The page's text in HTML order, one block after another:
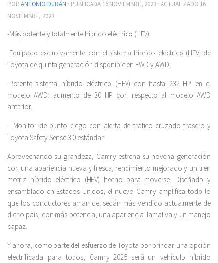
POR ANTONIO DURÁN · PUBLICADA 16 NOVIEMBRE, 2023 · ACTUALIZADO 16
NOVIEMBRE, 2023
-Más potente y totalmente híbrido eléctrico (HEV).
-Equipado exclusivamente con el sistema híbrido eléctrico (HEV) de
Toyota de quinta generación disponible en FWD y AWD.
-Potente sistema híbrido eléctrico (HEV) con hasta 232 HP en el
modelo AWD: aumento de 30 HP con respecto al modelo AWD
anterior.
– Monitor de punto ciego con alerta de tráfico cruzado trasero y
Toyota Safety Sense 3.0 estándar.
Aprovechando su grandeza, Camry estrena su novena generación
con una apariencia nueva y fresca, rendimiento mejorado y un tren
motriz híbrido eléctrico (HEV) hecho para moverse. Diseñado y
ensamblado en Estados Unidos, el nuevo Camry amplifica todo lo
que los conductores aman del sedán más vendido actualmente de
dicho país, con más potencia, una apariencia llamativa y un manejo
capaz.
Y ahora, como parte del esfuerzo de Toyota por brindar una opción
electrificada para todos, Camry 2025 será un vehículo híbrido